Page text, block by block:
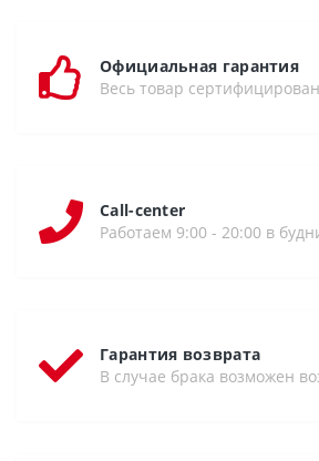
Официальная гарантия
Весь товар сертифицирован
Call-center
Работаем 9:00 - 20:00 в
Гарантия возврата
В случае брака возможен